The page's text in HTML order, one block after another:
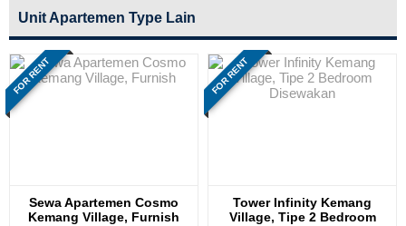
Unit Apartemen Type Lain
FOR RENT
Sewa Apartemen Cosmo
Kemang Village, Furnish
FOR RENT
Tower Infinity Kemang
Village, Tipe 2 Bedroom